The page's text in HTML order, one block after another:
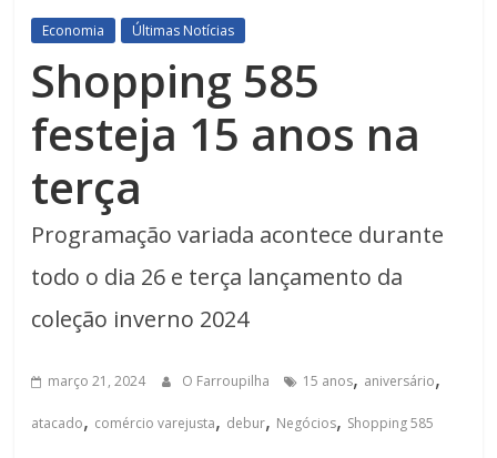
Economia Últimas Notícias
Shopping 585
festeja 15 anos na
terça
Programação variada acontece durante
todo o dia 26 e terça lançamento da
coleção inverno 2024
março 21, 2024 O Farroupilha 15 anos, aniversário,
atacado, comércio varejusta, debur, Negócios, Shopping 585